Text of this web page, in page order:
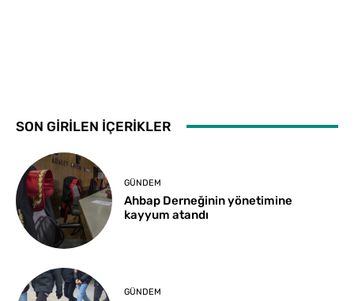
SON GİRİLEN İÇERİKLER
GÜNDEM
Ahbap Derneğinin yönetimine
kayyum atandı
GÜNDEM